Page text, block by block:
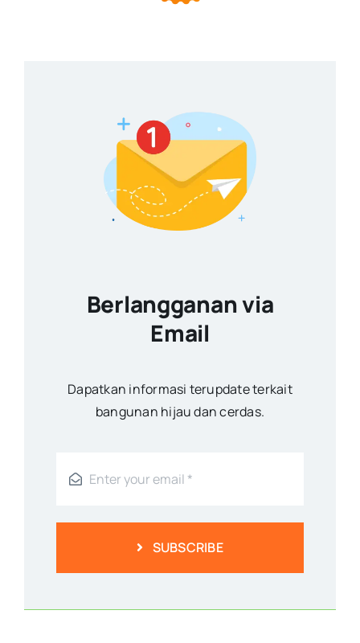
Berlangganan via
Email
Dapatkan informasi terupdate terkait
bangunan hijau dan cerdas.
SUBSCRIBE